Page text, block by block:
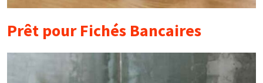
Prêt pour Fichés Bancaires